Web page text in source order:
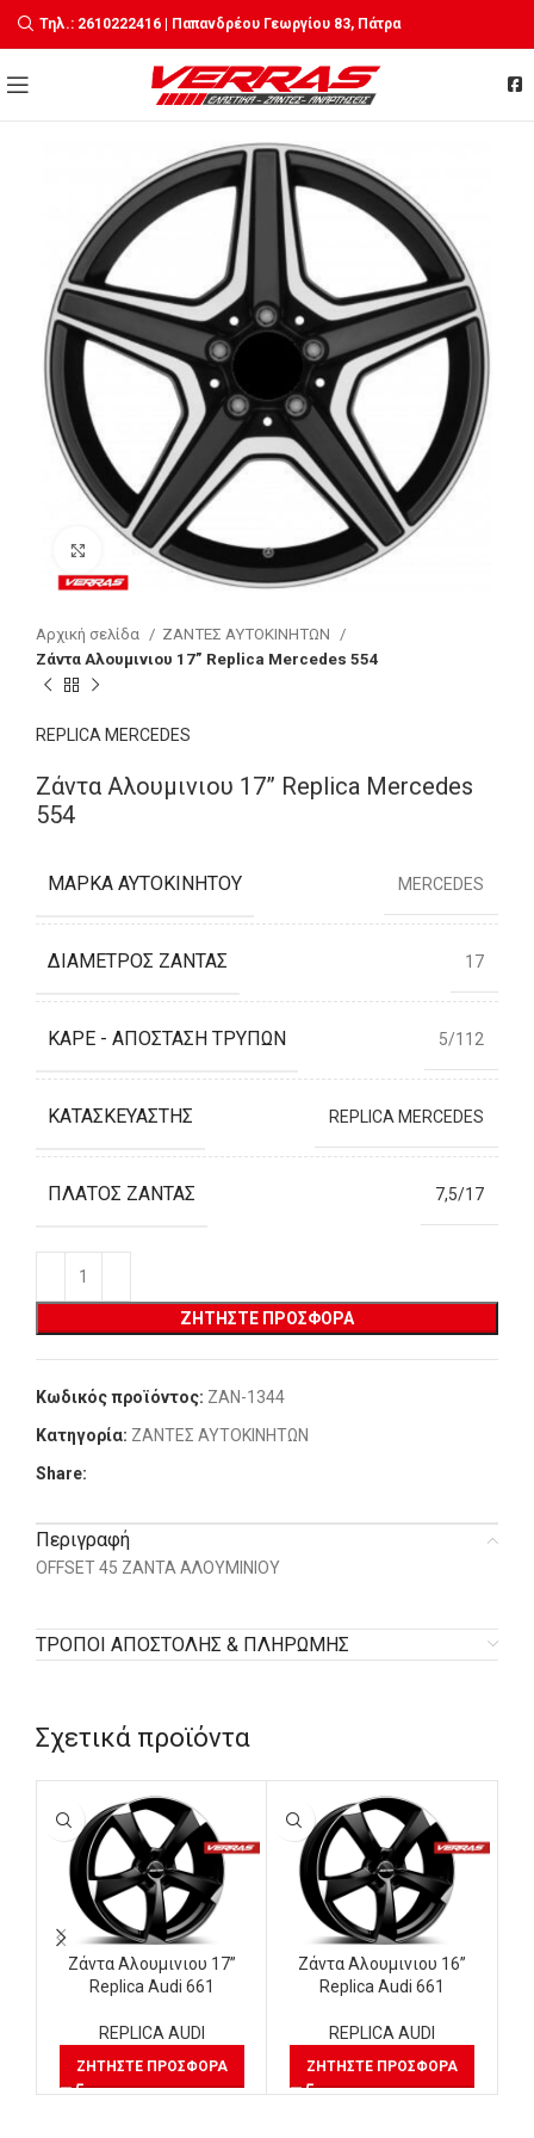
Τηλ.: 2610222416 | Παπανδρέου Γεωργίου 83, Πάτρα
Click to enlarge
Αρχική σελίδα
ΖΑΝΤΕΣ ΑΥΤΟΚΙΝΗΤΩΝ
Ζάντα Αλουμινιου 17” Replica Mercedes 554
REPLICA MERCEDES
Ζάντα Αλουμινιου 17” Replica Mercedes
554
ΜΆΡΚΑ ΑΥΤΟΚΙΝΉΤΟΥ MERCEDES
ΔΙΆΜΕΤΡΟΣ ΖΆΝΤΑΣ 17
ΚΑΡΈ - ΑΠΌΣΤΑΣΗ ΤΡΥΠΏΝ 5/112
ΚΑΤΑΣΚΕΥΑΣΤΉΣ REPLICA MERCEDES
ΠΛΆΤΟΣ ΖΆΝΤΑΣ 7,5/17
ΖΗΤΉΣΤΕ ΠΡΟΣΦΟΡΆ
Κωδικός προϊόντος: ZAN-1344
Κατηγορία: ΖΑΝΤΕΣ ΑΥΤΟΚΙΝΗΤΩΝ
Share:
Περιγραφή
OFFSET 45 ΖΑΝΤΑ ΑΛΟΥΜΙΝΙΟΥ
ΤΡΟΠΟΙ ΑΠΟΣΤΟΛΗΣ & ΠΛΗΡΩΜΗΣ
Σχετικά προϊόντα
Ζάντα Αλουμινιου 17”
Replica Audi 661
REPLICA AUDI
ΖΗΤΉΣΤΕ ΠΡΟΣΦΟΡΆ
Ζάντα Αλουμινιου 16”
Replica Audi 661
REPLICA AUDI
ΖΗΤΉΣΤΕ ΠΡΟΣΦΟΡΆ